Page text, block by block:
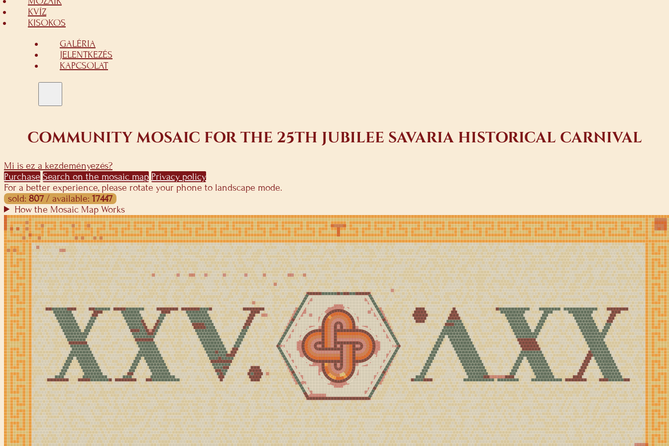
KVÍZ
KISOKOS
GALÉRIA
JELENTKEZÉS
KAPCSOLAT
COMMUNITY MOSAIC FOR THE 25TH JUBILEE SAVARIA HISTORICAL CARNIVAL
Mi is ez a kezdeményezés?
Purchase Search on the mosaic map Privacy policy
For a better experience, please rotate your phone to landscape mode.
sold: 807 / available: 17447
How the Mosaic Map Works